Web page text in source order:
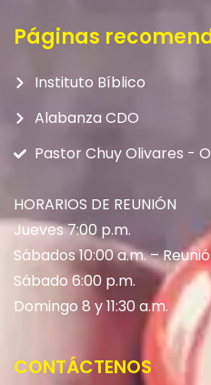
Páginas
Instituto Bíblico
Alabanza CDO
Pastor Chuy Olivares -
HORARIOS DE REUNIÓN
Jueves 7:00 p.m.
Sábados 10:00 a.m. –
Sábado 6:00 p.m.
Domingo 8 y 11:30 a.m.
CONTÁCTENOS